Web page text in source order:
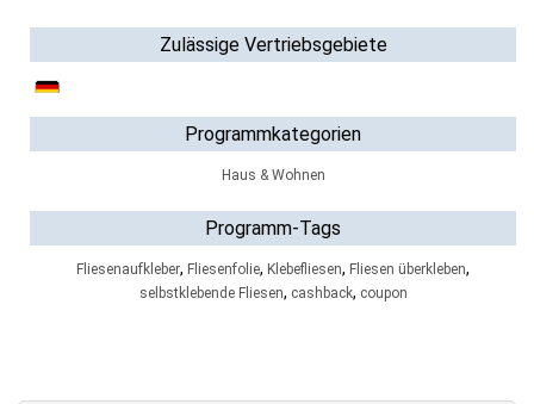
Zulässige Vertriebsgebiete
Programmkategorien
Haus & Wohnen
Programm-Tags
Fliesenaufkleber, Fliesenfolie, Klebefliesen, Fliesen überkleben,
selbstklebende Fliesen, cashback, coupon